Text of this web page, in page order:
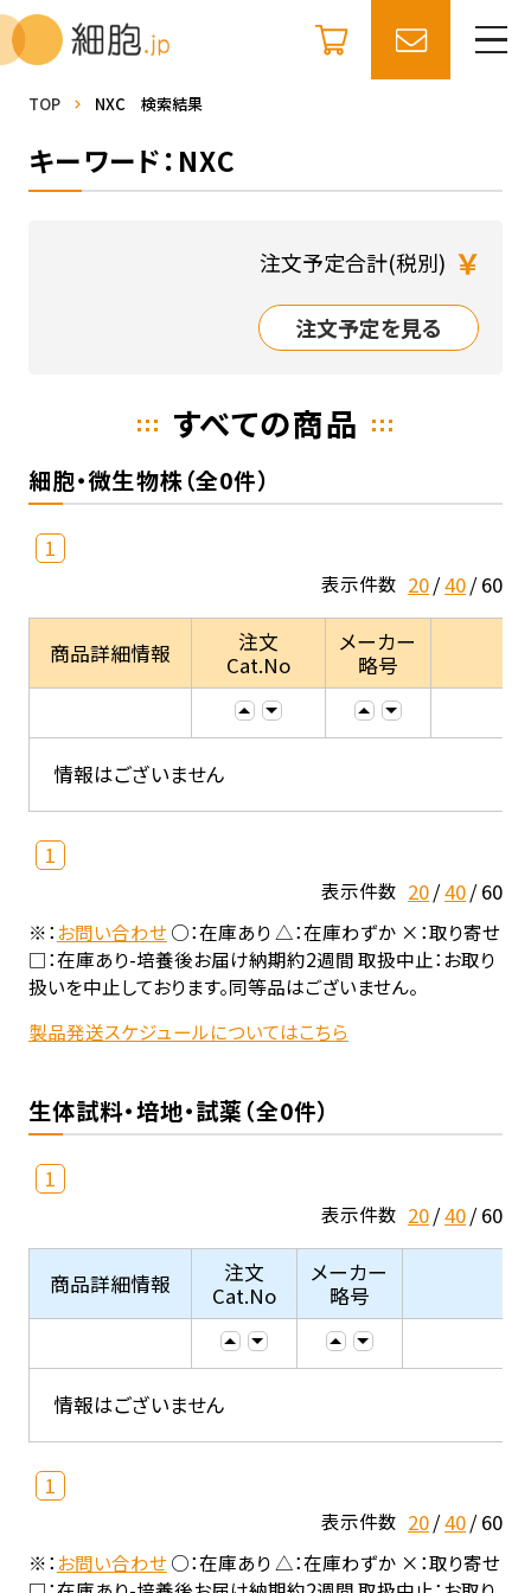
TOP NXC 検索結果
キーワード：NXC
注文予定合計(税別) ￥
注文予定を見る
すべての商品
細胞・微生物株（全0件）
1
表示件数 20 40 60
商品詳細情報
注文
Cat.No
メーカー
略号
情報はございません
1
表示件数 20 40 60
※：お問い合わせ○：在庫あり △：在庫わずか ×：取り寄せ
□：在庫あり-培養後お届け納期約2週間 取扱中止：お取り
扱いを中止しております。同等品はございません。
製品発送スケジュールについてはこちら
生体試料・培地・試薬（全0件）
1
表示件数 20 40 60
商品詳細情報
注文
Cat.No
メーカー
略号
情報はございません
1
表示件数 20 40 60
※：お問い合わせ○：在庫あり △：在庫わずか ×：取り寄せ